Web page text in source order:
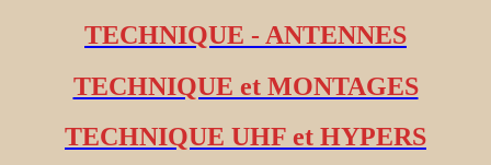
TECHNIQUE - ANTENNES
TECHNIQUE et MONTAGES
TECHNIQUE UHF et HYPERS